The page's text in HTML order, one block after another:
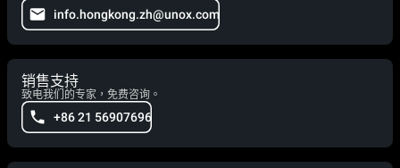
info.hongkong.zh@unox.com
销售支持
致电我们的专家，免费咨询。
+86 21 56907696